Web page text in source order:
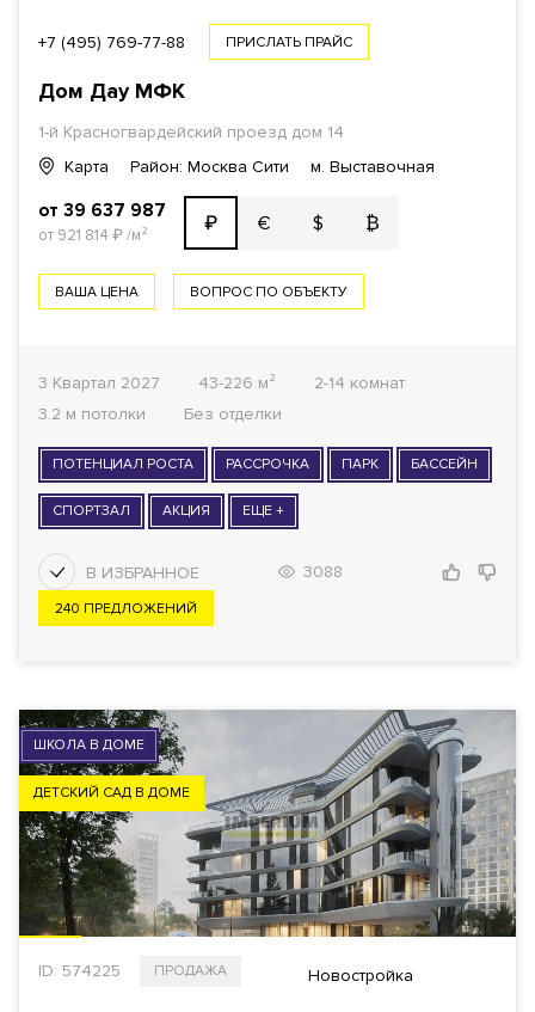
+7 (495) 769-77-88 ПРИСЛАТЬ ПРАЙС
Дом Дау МФК
1-й Красногвардейский проезд дом 14
Карта
Район: Москва Сити м. Выставочная
от 39 637 987
от 921 814 ₽/м² ₽ € $ ₿
ВАША ЦЕНА ВОПРОС ПО ОБЪЕКТУ
3 Квартал 2027 43-226 м²
2-14 комнат
3.2 м потолки
Без отделки
ПОТЕНЦИАЛ РОСТА РАССРОЧКА ПАРК БАССЕЙН
СПОРТЗАЛ АКЦИЯ ЕЩЕ +
3088
240 ПРЕДЛОЖЕНИЙ
ШКОЛА В ДОМЕ
ДЕТСКИЙ САД В ДОМЕ
ID: 574225 ПРОДАЖА Новостройка